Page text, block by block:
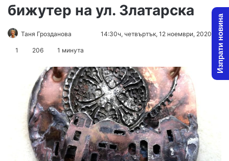
бижутер на ул. Златарска
Таня Грозданова
l
o
w
o
n
X
d
a
n
e
m
a
i
l
14:30ч, четвъртък, 12 ноември, 2020
1 206 1 минута Изпрати новина